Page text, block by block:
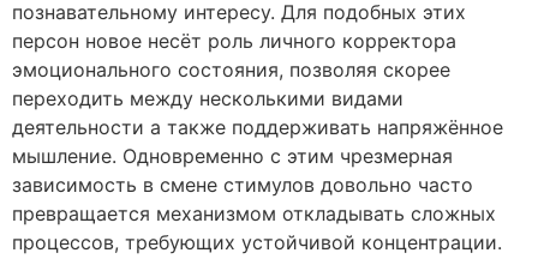
познавательному интересу. Для подобных этих
персон новое несёт роль личного корректора
эмоционального состояния, позволяя скорее
переходить между несколькими видами
деятельности а также поддерживать напряжённое
мышление. Одновременно с этим чрезмерная
зависимость в смене стимулов довольно часто
превращается механизмом откладывать сложных
процессов, требующих устойчивой концентрации.